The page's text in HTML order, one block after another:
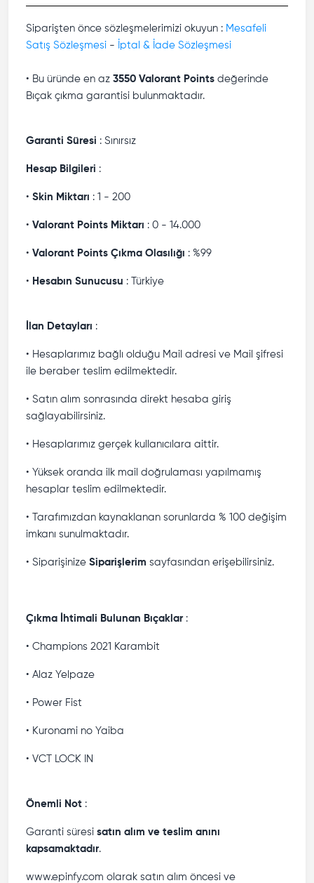
Siparişten önce sözleşmelerimizi okuyun : Mesafeli
Satış Sözleşmesi - İptal & İade Sözleşmesi
• Bu üründe en az 3550 Valorant Points değerinde
Bıçak çıkma garantisi bulunmaktadır.
Garanti Süresi : Sınırsız
Hesap Bilgileri :
• Skin Miktarı : 1 - 200
• Valorant Points Miktarı : 0 - 14.000
• Valorant Points Çıkma Olasılığı : %99
• Hesabın Sunucusu : Türkiye
İlan Detayları :
• Hesaplarımız bağlı olduğu Mail adresi ve Mail şifresi
ile beraber teslim edilmektedir.
• Satın alım sonrasında direkt hesaba giriş
sağlayabilirsiniz.
• Hesaplarımız gerçek kullanıcılara aittir.
• Yüksek oranda ilk mail doğrulaması yapılmamış
hesaplar teslim edilmektedir.
• Tarafımızdan kaynaklanan sorunlarda % 100 değişim
imkanı sunulmaktadır.
• Siparişinize Siparişlerim sayfasından erişebilirsiniz.
Çıkma İhtimali Bulunan Bıçaklar :
• Champions 2021 Karambit
• Alaz Yelpaze
• Power Fist
• Kuronami no Yaiba
• VCT LOCK IN
Önemli Not :
Garanti süresi satın alım ve teslim anını
kapsamaktadır.
www.epinfy.com olarak satın alım öncesi ve